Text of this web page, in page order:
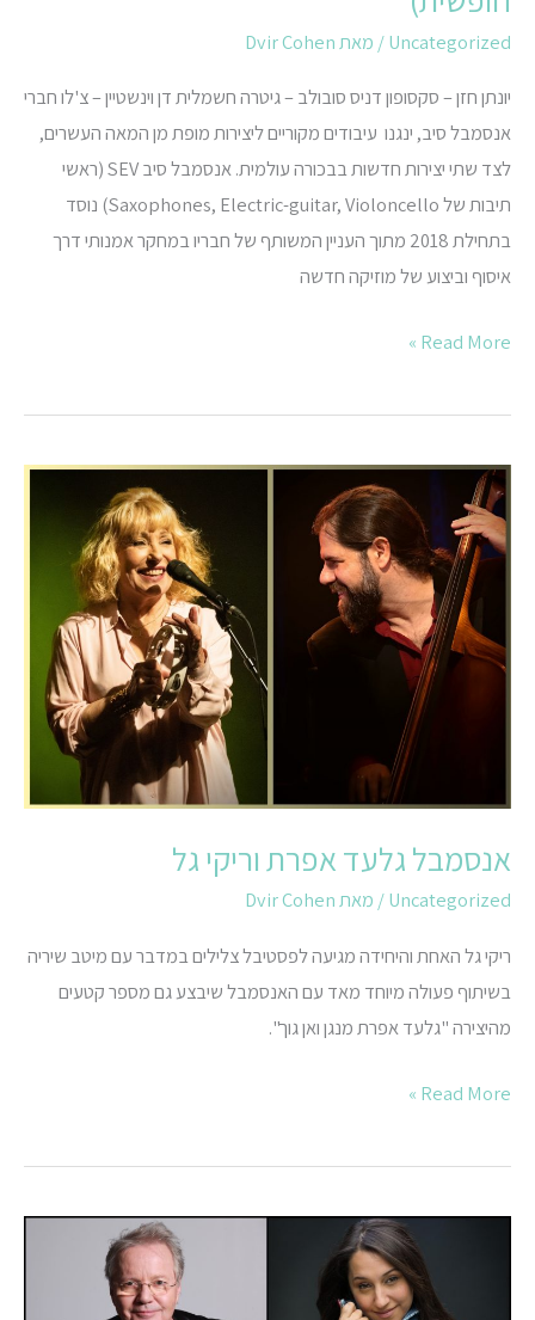
Uncategorized/ מאתDvir Cohen
יונתן חזן – סקסופון דניס סובולב – גיטרה חשמלית דן וינשטיין – צ'לו חברי
אנסמבל סיב, ינגנו עיבודים מקוריים ליצירות מופת מן המאה העשרים,
לצד שתי יצירות חדשות בבכורה עולמית. אנסמבל סיב SEV (ראשי
תיבות של Saxophones, Electric-guitar, Violoncello) נוסד
בתחילת 2018 מתוך העניין המשותף של חבריו במחקר אמנותי דרך
איסוף וביצוע של מוזיקה חדשה
Read More »
אנסמבל גלעד אפרת וריקי גל
Uncategorized/ מאתDvir Cohen
ריקי גל האחת והיחידה מגיעה לפסטיבל צלילים במדבר עם מיטב שיריה
בשיתוף פעולה מיוחד מאד עם האנסמבל שיבצע גם מספר קטעים
מהיצירה "גלעד אפרת מנגן ואן גוך".
אנסמבל
גלעד
אפרת
Read More »